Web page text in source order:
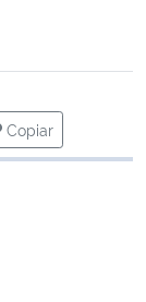
Copiar
para área de